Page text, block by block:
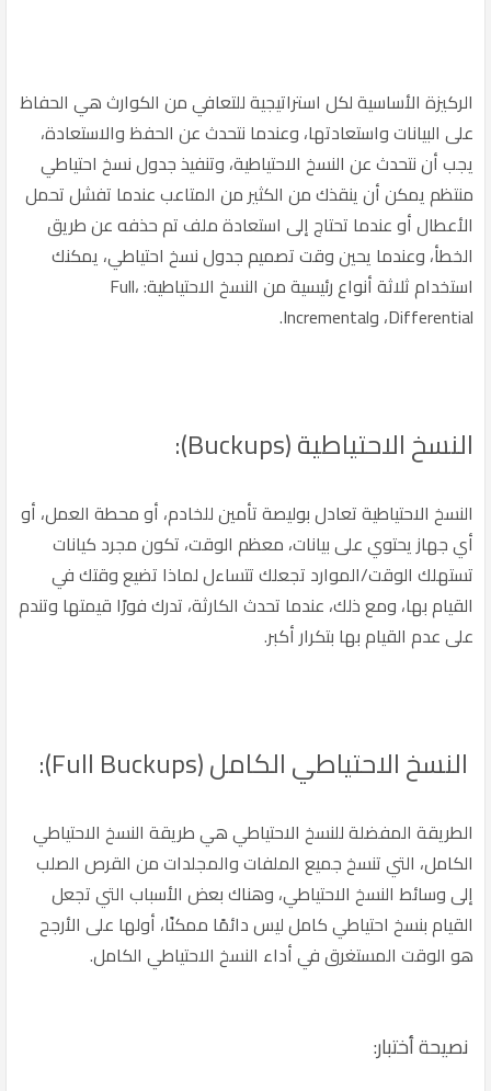
الركيزة الأساسية لكل استراتيجية للتعافي من الكوارث هي الحفاظ
على البيانات واستعادتها، وعندما نتحدث عن الحفظ والاستعادة،
يجب أن نتحدث عن النسخ الاحتياطية، وتنفيذ جدول نسخ احتياطي
منتظم يمكن أن ينقذك من الكثير من المتاعب عندما تفشل تحمل
الأعطال أو عندما تحتاج إلى استعادة ملف تم حذفه عن طريق
الخطأ، وعندما يحين وقت تصميم جدول نسخ احتياطي، يمكنك
استخدام ثلاثة أنواع رئيسية من النسخ الاحتياطية: Full،
Differential، وIncremental.
النسخ الاحتياطية (Buckups):
النسخ الاحتياطية تعادل بوليصة تأمين للخادم، أو محطة العمل، أو
أي جهاز يحتوي على بيانات، معظم الوقت، تكون مجرد كيانات
تستهلك الوقت/الموارد تجعلك تتساءل لماذا تضيع وقتك في
القيام بها، ومع ذلك، عندما تحدث الكارثة، تدرك فورًا قيمتها وتندم
على عدم القيام بها بتكرار أكبر.
النسخ الاحتياطي الكامل (Full Buckups):
الطريقة المفضلة للنسخ الاحتياطي هي طريقة النسخ الاحتياطي
الكامل، التي تنسخ جميع الملفات والمجلدات من القرص الصلب
إلى وسائط النسخ الاحتياطي، وهناك بعض الأسباب التي تجعل
القيام بنسخ احتياطي كامل ليس دائمًا ممكنًا، أولها على الأرجح
هو الوقت المستغرق في أداء النسخ الاحتياطي الكامل.
نصيحة أختبار: